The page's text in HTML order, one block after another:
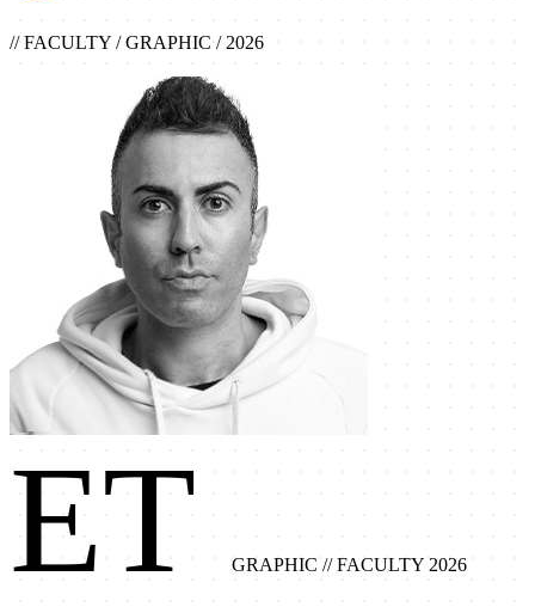
// FACULTY / GRAPHIC / 2026
ET GRAPHIC // FACULTY 2026